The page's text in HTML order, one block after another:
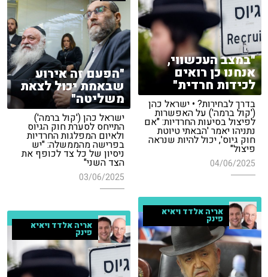
"במצב העכשווי,
אנחנו כן רואים
לכידות חרדית"
בדרך לבחירות? • ישראל כהן
('קול ברמה') על האפשרות
לפיצול בסיעות החרדיות: "אם
נתניהו יאמר 'הבאתי טיוטת
חוק גיוס', יכול להיות שנראה
פיצול"
04/06/2025
"הפעם זה אירוע
שבאמת יכול לצאת
משליטה"
ישראל כהן ('קול ברמה')
התייחס לסערת חוק הגיוס
ולאיום המפלגות החרדיות
בפרישה מהממשלה: "יש
ניסיון של כל צד לכופף את
הצד השני"
03/06/2025
אריה אלדד ויאיא
פינק
אריה אלדד ויאיא
פינק